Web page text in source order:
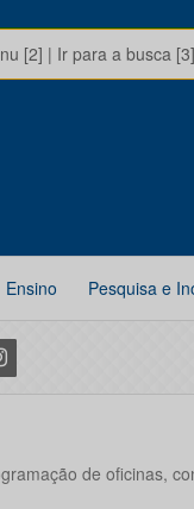
[2] | Ir para a busca [3]
Ensino Pesquisa e
de oficinas,